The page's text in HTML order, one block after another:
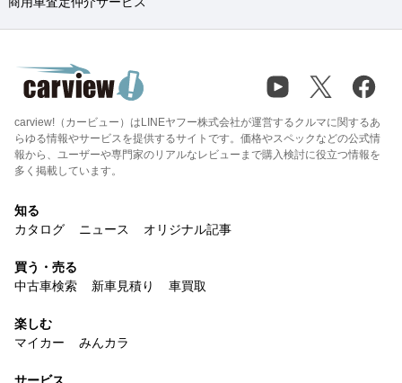
carview!（カービュー）はLINEヤフー株式会社が運営するクルマに関するあ
らゆる情報やサービスを提供するサイトです。価格やスペックなどの公式情
報から、ユーザーや専門家のリアルなレビューまで購入検討に役立つ情報を
多く掲載しています。
知る
カタログ
ニュース オリジナル記事
買う・売る
中古車検索
新車見積り 車買取
楽しむ
マイカー
みんカラ